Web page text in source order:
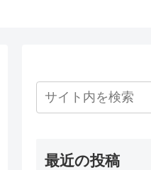
最近の投稿